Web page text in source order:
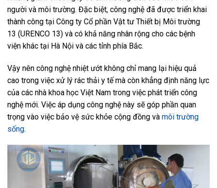
người và môi trường. Đặc biệt, công nghệ đã được triển khai
thành công tại Công ty Cổ phần Vật tư Thiết bị Môi trường
13 (URENCO 13) và có khả năng nhân rộng cho các bệnh
viện khác tại Hà Nội và các tỉnh phía Bắc.
Vậy nên công nghệ nhiệt ướt không chỉ mang lại hiệu quả
cao trong việc xử lý rác thải y tế mà còn khẳng định năng lực
của các nhà khoa học Việt Nam trong việc phát triển công
nghệ mới. Việc áp dụng công nghệ này sẽ góp phần quan
trọng vào việc bảo vệ sức khỏe cộng đồng và môi trường
sống.